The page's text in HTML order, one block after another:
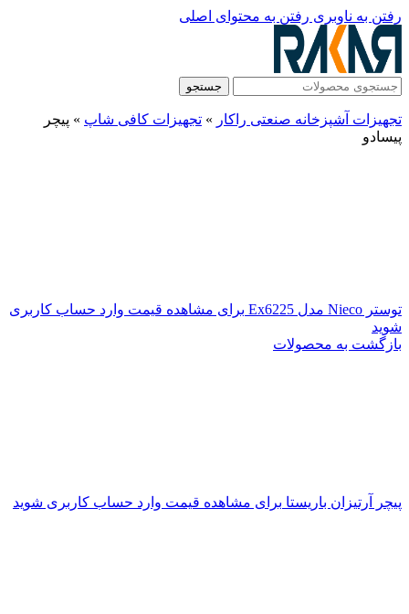
رفتن به ناوبری رفتن به محتوای اصلی
جستجو
تجهیزات آشپزخانه صنعتی راکار » تجهیزات کافی شاپ » پیچر
پیسادو
توستر Nieco مدل Ex6225
برای مشاهده قیمت وارد حساب کاربری
شوید
بازگشت به محصولات
پیچر آرتیزان باریستا برای مشاهده قیمت وارد حساب کاربری شوید